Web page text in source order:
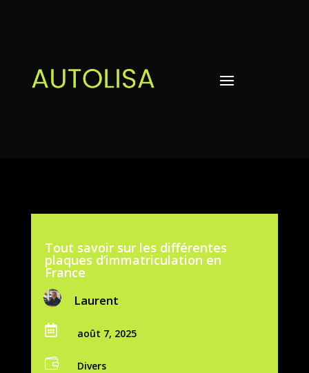
Tout savoir sur les différentes
plaques d’immatriculation en
France
Laurent
 août 7, 2025
 Divers